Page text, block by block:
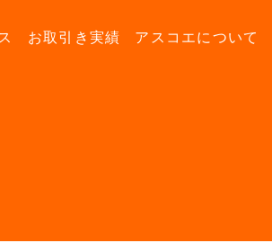
お取引き実績 アスコエについて